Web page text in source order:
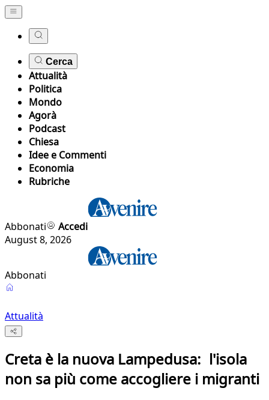
Cerca
Attualità
Politica
Mondo
Agorà
Podcast
Chiesa
Idee e Commenti
Economia
Rubriche
Abbonati
Accedi
August 8, 2026
Abbonati
Attualità
Creta è la nuova Lampedusa: l'isola
non sa più come accogliere i migranti